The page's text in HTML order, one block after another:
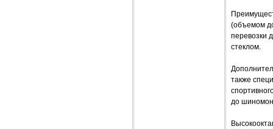
(объемом
перевозки
стеклом.
также
до